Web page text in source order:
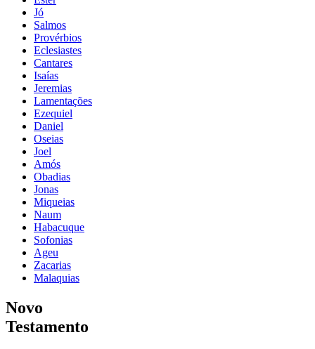
Jó
Salmos
Provérbios
Eclesiastes
Cantares
Isaías
Jeremias
Lamentações
Ezequiel
Daniel
Oseias
Joel
Amós
Obadias
Jonas
Miqueias
Naum
Habacuque
Sofonias
Ageu
Zacarias
Malaquias
Novo
Testamento